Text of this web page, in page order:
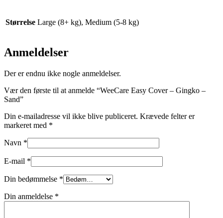
Størrelse Large (8+ kg), Medium (5-8 kg)
Anmeldelser
Der er endnu ikke nogle anmeldelser.
Vær den første til at anmelde “WeeCare Easy Cover – Gingko –
Sand”
Din e-mailadresse vil ikke blive publiceret. Krævede felter er
markeret med *
Navn *
E-mail *
Din bedømmelse *
Din anmeldelse *